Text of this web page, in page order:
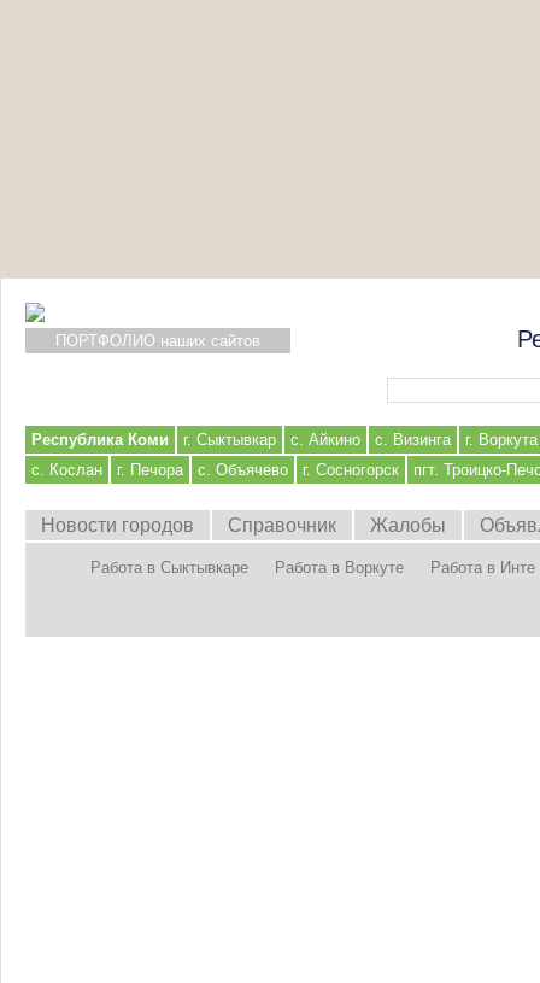
ПОРТФОЛИО наших сайтов
Республика Коми г. Сыктывкар с. Айкино с. Визинга
г. Воркута
с. Кослан
г. Печора с. Объячево г. Сосногорск пгт. Троицко-
Новости городов Справочник Жалобы
Работа в Сыктывкаре Работа в Воркуте Работа в Инте